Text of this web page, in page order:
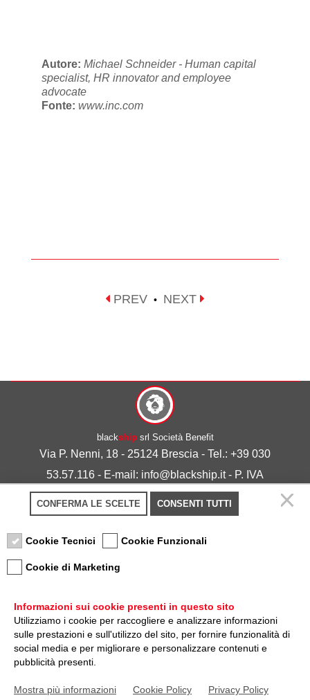
Autore: Michael Schneider - Human capital
specialist, HR innovator and employee
advocate
Fonte: www.inc.com
PREV • NEXT
blackshipsrl Società Benefit
Via P. Nenni, 18 - 25124 Brescia - Tel.: +39 030
53.57.116 - E-mail: info@blackship.it - P. IVA
03492980986
Privacy policy-Cookie policy
Nota sulla Certificazione
CONFERMA LE SCELTE CONSENTI TUTTI
Cookie Tecnici Cookie Funzionali
Cookie di Marketing
Informazioni sui cookie presenti in questo sito
Utilizziamo i cookie per raccogliere e analizzare informazioni
sulle prestazioni e sull'utilizzo del sito, per fornire funzionalità di
social media e per migliorare e personalizzare contenuti e
pubblicità presenti.
Mostra più informazioni Cookie Policy Privacy Policy